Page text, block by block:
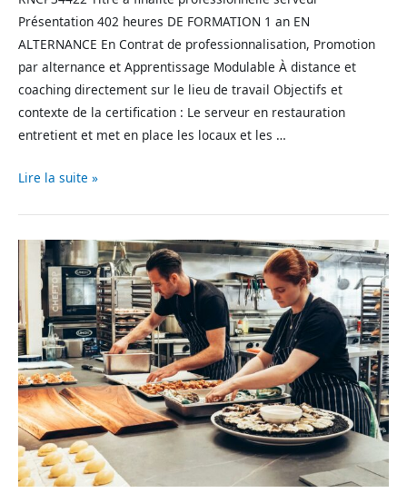
Présentation 402 heures DE FORMATION 1 an EN
ALTERNANCE En Contrat de professionnalisation, Promotion
par alternance et Apprentissage Modulable​ À distance et
coaching directement sur le lieu de travail Objectifs et
contexte de la certification : Le serveur en restauration
entretient et met en place les locaux et les …
Lire la suite »